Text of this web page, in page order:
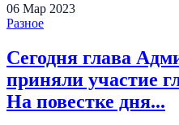
06 Мар 2023
Разное
Сегодня глава
приняли участие
На повестке дня...